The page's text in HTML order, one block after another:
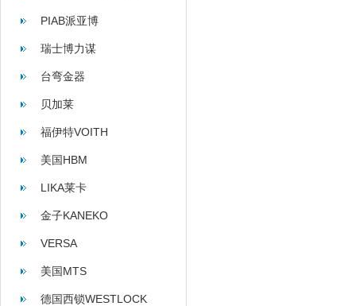
PIAB派亚博
瑞士博力谋
台弯金器
贝加莱
福伊特VOITH
美国HBM
LIKA莱卡
金子KANEKO
VERSA
美国MTS
德国西锁WESTLOCK